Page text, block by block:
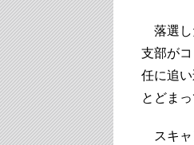
落選し
支部が
任に追
とどまっ
スキャ